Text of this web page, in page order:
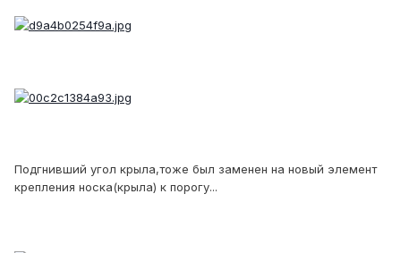
Подгнивший угол крыла,тоже был заменен на новый элемент
крепления носка(крыла) к порогу...